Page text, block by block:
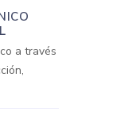
a través